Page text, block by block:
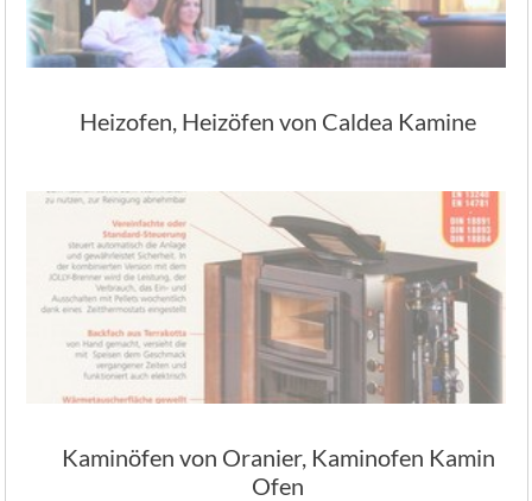
Heizofen, Heizöfen von Caldea Kamine
Kaminöfen von Oranier, Kaminofen Kamin
Ofen